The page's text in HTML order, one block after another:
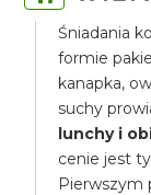
Śniadania
formie
kanapka,
suchy
lunchy i
cenie jest
Pierwszym